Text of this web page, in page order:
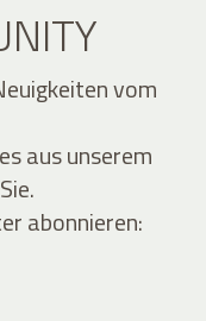
vom
aus unserem
abonnieren: